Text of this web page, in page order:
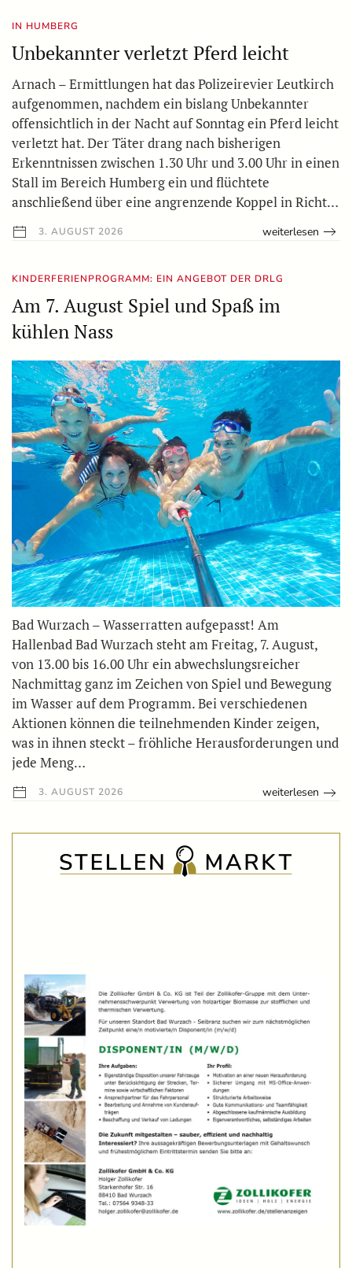
IN HUMBERG
Unbekannter verletzt Pferd leicht
Arnach – Ermittlungen hat das Polizeirevier Leutkirch
aufgenommen, nachdem ein bislang Unbekannter
offensichtlich in der Nacht auf Sonntag ein Pferd leicht
verletzt hat. Der Täter drang nach bisherigen
Erkenntnissen zwischen 1.30 Uhr und 3.00 Uhr in einen
Stall im Bereich Humberg ein und flüchtete
anschließend über eine angrenzende Koppel in Richt…
3. AUGUST 2026 weiterlesen
KINDERFERIENPROGRAMM: EIN ANGEBOT DER DRLG
Am 7. August Spiel und Spaß im
kühlen Nass
Bad Wurzach – Wasserratten aufgepasst! Am
Hallenbad Bad Wurzach steht am Freitag, 7. August,
von 13.00 bis 16.00 Uhr ein abwechslungsreicher
Nachmittag ganz im Zeichen von Spiel und Bewegung
im Wasser auf dem Programm. Bei verschiedenen
Aktionen können die teilnehmenden Kinder zeigen,
was in ihnen steckt – fröhliche Herausforderungen und
jede Meng…
3. AUGUST 2026 weiterlesen